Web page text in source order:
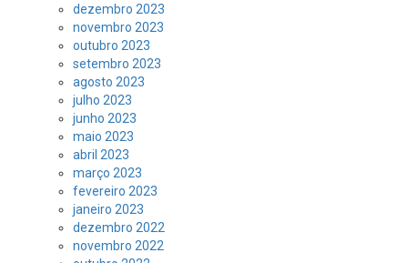
dezembro 2023
novembro 2023
outubro 2023
setembro 2023
agosto 2023
julho 2023
junho 2023
maio 2023
abril 2023
março 2023
fevereiro 2023
janeiro 2023
dezembro 2022
novembro 2022